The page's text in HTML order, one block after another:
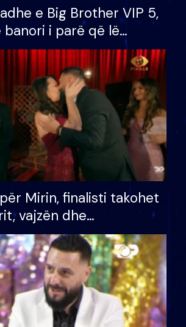
e Big Brother VIP 5,
banori i parë që lë
humb mundësinë për
e madh
Mirin, finalisti takohet
vajzën dhe
S’kemi ndonjë letër
jo?